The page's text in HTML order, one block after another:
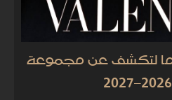
لتكشف عن مجموعة